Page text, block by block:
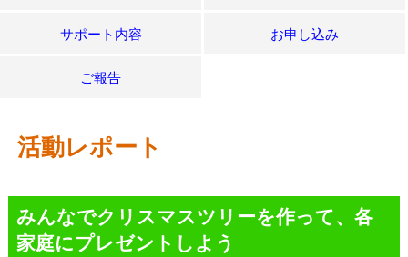
サポート内容 お申し込み
ご報告
活動レポート
みんなでクリスマスツリーを作って、各
家庭にプレゼントしよう